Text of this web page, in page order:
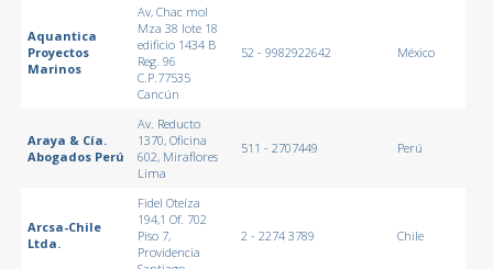
Aquantica
Proyectos
Marinos
Av, Chac mol
Mza 38 lote 18
edificio 1434 B
Reg. 96
C.P.77535
Cancún
52 - 9982922642 México
Araya & Cía.
Abogados Perú
Av. Reducto
1370, Oficina
602, Miraflores
Lima
511 - 2707449 Perú
Arcsa-Chile
Ltda.
Fidel Oteíza
194,1 Of. 702
Piso 7,
Providencia
2 - 2274 3789 Chile